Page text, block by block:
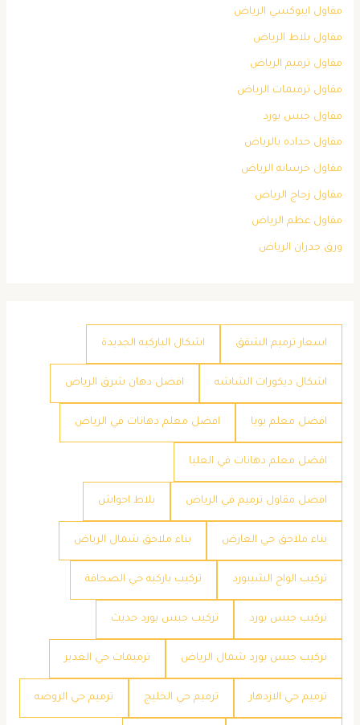
مقاول ايبوكسي الرياض
مقاول بلاط الرياض
مقاول ترميم الرياض
مقاول ترميمات الرياض
مقاول جبس بورد
مقاول حداده بالرياض
مقاول خرسانه الرياض
مقاول زجاج الرياض
مقاول عظم الرياض
ورق جدران الرياض
اسعار ترميم الشقق اشكال الباركيه الجديدة
اشكال ديكورات الشاشه افضل دهان شرق الرياض
افضل معلم بويا افضل معلم دهانات في الرياض
افضل معلم دهانات في العليا
افضل مقاول ترميم في الرياض بلاط احواش
بناء ملاحق حي العارض بناء ملاحق شمال الرياض
تركيب الواح الشيبورد تركيب باركيه حي الصحافة
تركيب جبس بورد تركيب جبس بورد حديث
تركيب جبس بورد شمال الرياض ترميمات حي الغدير
ترميم حي الازدهار ترميم حي الخليج ترميم حي الروضه